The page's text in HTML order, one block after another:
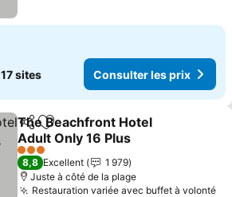
17 sites Consulter les prix
PartagerAjouter à mes favoris
The Beachfront Hotel
Adult Only 16 Plus
3 Étoiles
8,8 Excellent
1 979
Juste à côté de la plage
Restauration variée avec buffet à volonté